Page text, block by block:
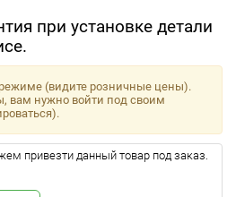
при установке детали
режиме (видите розничные цены).
вам нужно войти под своим
привезти данный товар под заказ.